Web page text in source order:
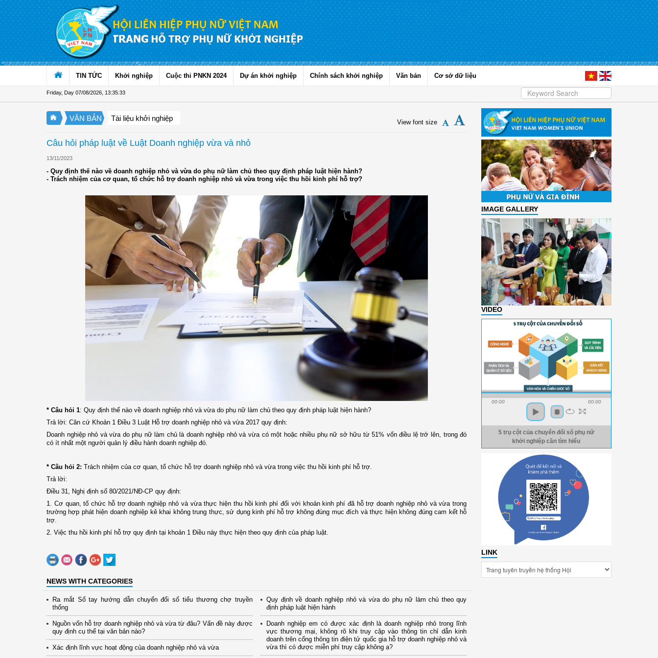
Skip to Content
TIN TỨC Khởi nghiệp Cuộc thi PNKN 2024 Dự án khởi nghiệp Chính sách khởi nghiệp Văn bản Cơ sở dữ liệu
Friday, Day 07/08/2026 13:35:33
VĂN BẢN Tài liệu khởi nghiệp View font size
Câu hỏi pháp luật về Luật Doanh nghiệp vừa và nhỏ
13/11/2023
- Quy định thế nào về doanh nghiệp nhỏ và vừa do phụ nữ làm chủ theo quy định pháp luật hiện hành?
- Trách nhiệm của cơ quan, tổ chức hỗ trợ doanh nghiệp nhỏ và vừa trong việc thu hồi kinh phí hỗ trợ?
* Câu hỏi 1: Quy định thế nào về doanh nghiệp nhỏ và vừa do phụ nữ làm chủ theo quy định pháp luật hiện hành?
Trả lời: Căn cứ Khoản 1 Điều 3 Luật Hỗ trợ doanh nghiệp nhỏ và vừa 2017 quy định:
Doanh nghiệp nhỏ và vừa do phụ nữ làm chủ là doanh nghiệp nhỏ và vừa có một hoặc nhiều phụ nữ sở hữu từ 51% vốn điều lệ trở lên, trong đó
có ít nhất một người quản lý điều hành doanh nghiệp đó.
* Câu hỏi 2: Trách nhiệm của cơ quan, tổ chức hỗ trợ doanh nghiệp nhỏ và vừa trong việc thu hồi kinh phí hỗ trợ.
Trả lời:
Điều 31, Nghị định số 80/2021/NĐ-CP quy định:
1. Cơ quan, tổ chức hỗ trợ doanh nghiệp nhỏ và vừa thực hiện thu hồi kinh phí đối với khoản kinh phí đã hỗ trợ doanh nghiệp nhỏ và vừa trong
trường hợp phát hiện doanh nghiệp kê khai không trung thực, sử dụng kinh phí hỗ trợ không đúng mục đích và thực hiện không đúng cam kết hỗ
trợ.
2. Việc thu hồi kinh phí hỗ trợ quy định tại khoản 1 Điều này thực hiện theo quy định của pháp luật.
NEWS WITH CATEGORIES
Ra mắt Sổ tay hướng dẫn chuyển đổi số tiểu thương chợ truyền
thống
Nguồn vốn hỗ trợ doanh nghiệp nhỏ và vừa từ đâu? Vấn đề này được
quy định cụ thể tại văn bản nào?
Xác định lĩnh vực hoạt động của doanh nghiệp nhỏ và vừa
Quy định về doanh nghiệp nhỏ và vừa do phụ nữ làm chủ theo quy
định pháp luật hiện hành
Doanh nghiệp em có được xác định là doanh nghiệp nhỏ trong lĩnh
vực thương mại, không rõ khi truy cập vào thông tin chỉ dẫn kinh
doanh trên cổng thông tin điện tử quốc gia hỗ trợ doanh nghiệp nhỏ và
vừa thì có được miễn phí truy cập không ạ?
IMAGE GALLERY
VIDEO
00:00 00:00
5 trụ cột của chuyển đổi số phụ nữ
khởi nghiệp cần tìm hiểu
LINK